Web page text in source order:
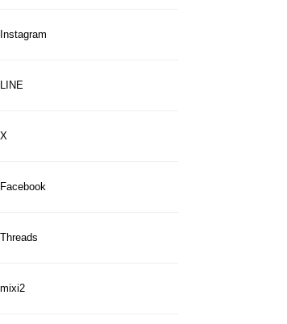
Instagram
LINE
X
Facebook
Threads
mixi2